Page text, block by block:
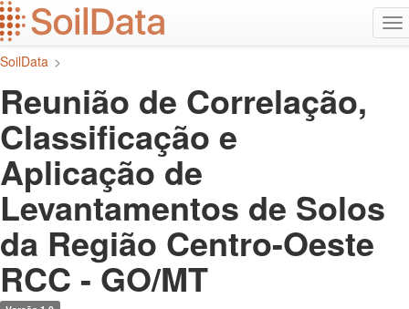
Ir
para
o
conteúdo
SoilData >
Reunião de Correlação,
Classificação e
Aplicação de
Levantamentos de Solos
da Região Centro-Oeste
RCC - GO/MT